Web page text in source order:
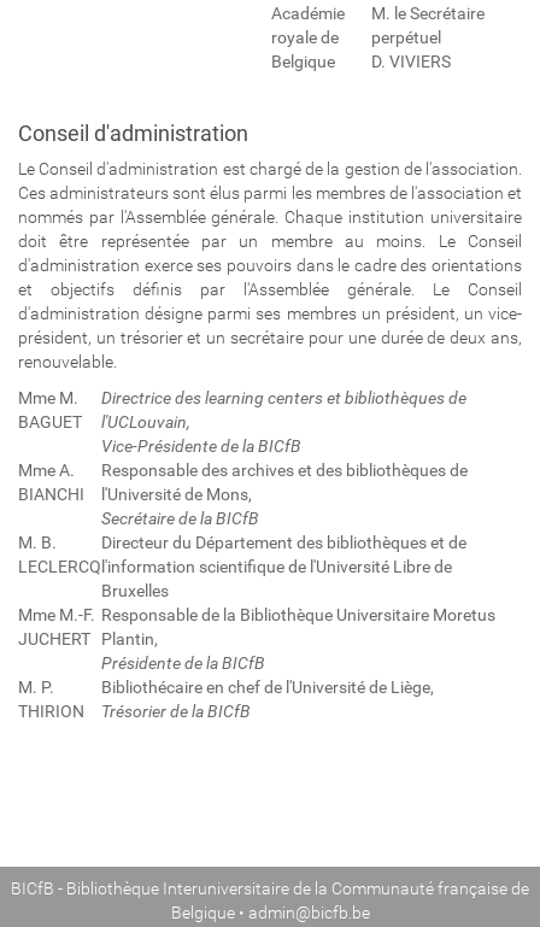
Académie
royale de
Belgique
M. le Secrétaire
perpétuel
D. VIVIERS
Conseil d'administration
Le Conseil d'administration est chargé de la gestion de l'association.
Ces administrateurs sont élus parmi les membres de l'association et
nommés par l'Assemblée générale. Chaque institution universitaire
doit être représentée par un membre au moins. Le Conseil
d'administration exerce ses pouvoirs dans le cadre des orientations
et objectifs définis par l'Assemblée générale. Le Conseil
d'administration désigne parmi ses membres un président, un vice-
président, un trésorier et un secrétaire pour une durée de deux ans,
renouvelable.
Mme M.
BAGUET
Directrice des learning centers et bibliothèques de
l'UCLouvain,
Vice-Présidente de la BICfB
Mme A.
BIANCHI
Responsable des archives et des bibliothèques de
l'Université de Mons,
Secrétaire de la BICfB
M. B.
LECLERCQ
Directeur du Département des bibliothèques et de
l'information scientifique de l'Université Libre de
Bruxelles
Mme M.-F.
JUCHERT
Responsable de la Bibliothèque Universitaire Moretus
Plantin,
Présidente de la BICfB
M. P.
THIRION
Bibliothécaire en chef de l'Université de Liège,
Trésorier de la BICfB
BICfB - Bibliothèque Interuniversitaire de la Communauté française de
Belgique • admin@bicfb.be